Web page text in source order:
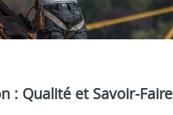
: Qualité et Savoir-Faire